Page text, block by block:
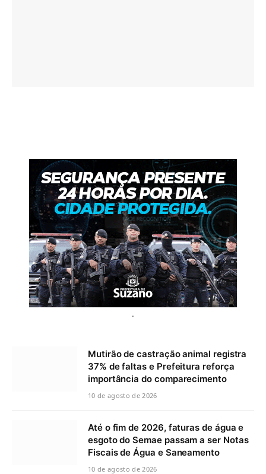
.
Mutirão de castração animal registra
37% de faltas e Prefeitura reforça
importância do comparecimento
10 de agosto de 2026
Até o fim de 2026, faturas de água e
esgoto do Semae passam a ser Notas
Fiscais de Água e Saneamento
10 de agosto de 2026